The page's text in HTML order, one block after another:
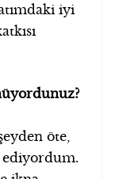
iyi
öte,
ediyordum.